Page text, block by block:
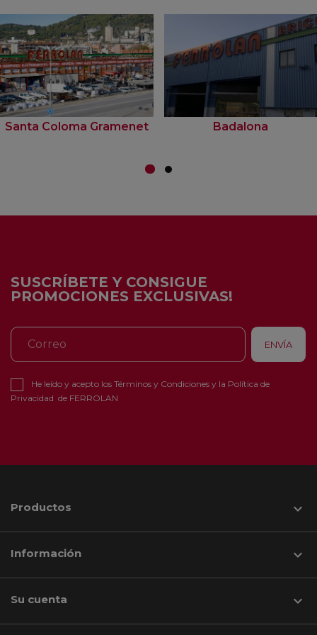
Santa Coloma Gramenet Badalona
SUSCRÍBETE Y CONSIGUE
PROMOCIONES EXCLUSIVAS!
He leído y acepto los Términos y Condiciones y la Política de
Privacidad de FERROLAN
Productos 
Información 
Su cuenta 